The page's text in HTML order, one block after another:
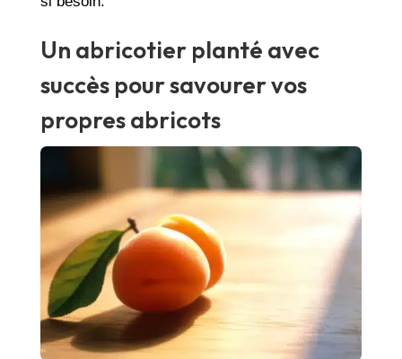
Un abricotier planté avec
succès pour savourer vos
propres abricots